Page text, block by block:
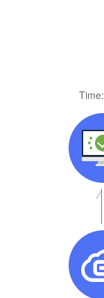
Time: